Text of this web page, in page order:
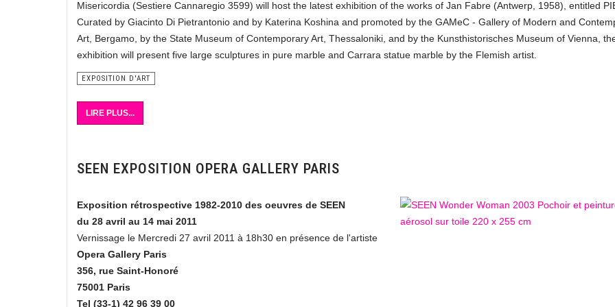
Misericordia (Sestiere Cannaregio 3599) will host the latest exhibition of the works of Jan Fabre (Antwerp, 1958), entitled
Curated by Giacinto Di Pietrantonio and by Katerina Koshina and promoted by the GAMeC - Gallery of Modern and
Art, Bergamo, by the State Museum of Contemporary Art, Thessaloniki, and by the Kunsthistorisches Museum of Vienna,
exhibition will present five large sculptures in pure marble and Carrara statue marble by the Flemish artist.
EXPOSITION D'ART
LIRE PLUS...
SEEN EXPOSITION OPERA GALLERY PARIS
Exposition rétrospective 1982-2010 des oeuvres de SEEN
du 28 avril au 14 mai 2011
Vernissage le Mercredi 27 avril 2011 à 18h30 en présence de l'artiste
Opera Gallery Paris
356, rue Saint-Honoré
75001 Paris
Tel (33-1) 42 96 39 00